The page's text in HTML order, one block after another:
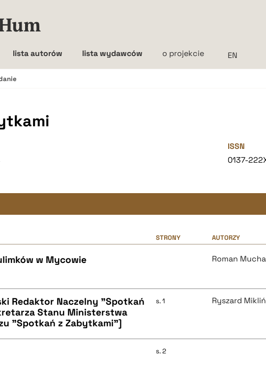
lista autorów lista wydawców o projekcie
ISSN
0137-
STRONY AUTORZY
w Mycowie Roman Mucha
Redaktor Naczelny "Spotkań
Stanu Ministerstwa
"Spotkań z Zabytkami"]
s. 1 Ryszard
s. 2